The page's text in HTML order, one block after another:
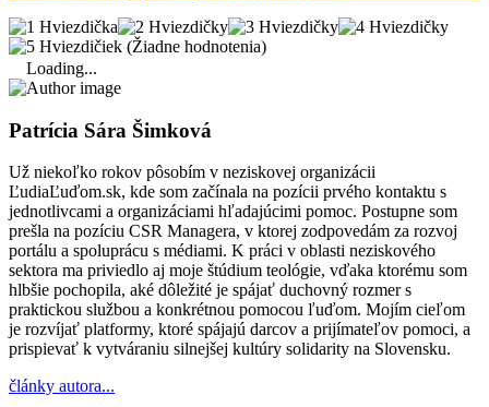
(Žiadne hodnotenia)
Loading...
Patrícia Sára Šimková
Už niekoľko rokov pôsobím v neziskovej organizácii
ĽudiaĽuďom.sk, kde som začínala na pozícii prvého kontaktu s
jednotlivcami a organizáciami hľadajúcimi pomoc. Postupne som
prešla na pozíciu CSR Managera, v ktorej zodpovedám za rozvoj
portálu a spoluprácu s médiami. K práci v oblasti neziskového
sektora ma priviedlo aj moje štúdium teológie, vďaka ktorému som
hlbšie pochopila, aké dôležité je spájať duchovný rozmer s
praktickou službou a konkrétnou pomocou ľuďom. Mojím cieľom
je rozvíjať platformy, ktoré spájajú darcov a prijímateľov pomoci, a
prispievať k vytváraniu silnejšej kultúry solidarity na Slovensku.
články autora...